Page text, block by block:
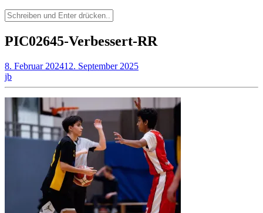
Suchen
nach:
PIC02645-Verbessert-RR
8. Februar 202412. September 2025
jb